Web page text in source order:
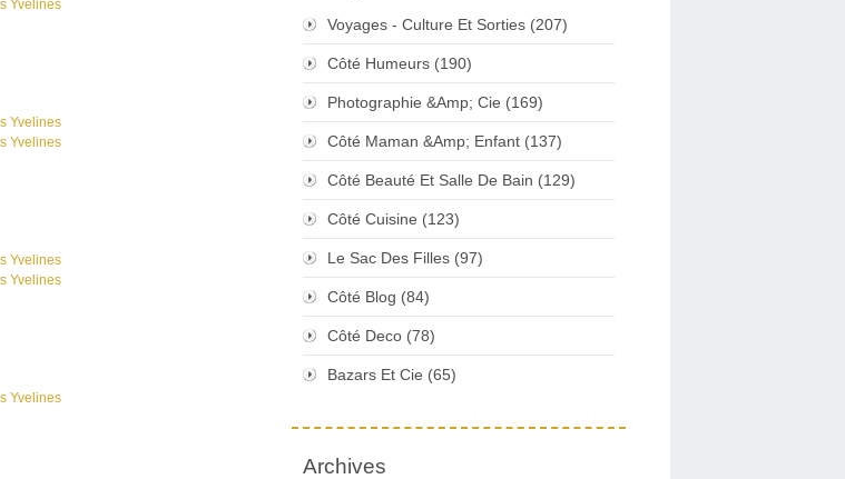
Voyages - Culture Et Sorties (207)
Côté Humeurs (190)
Photographie &Amp; Cie (169)
Côté Maman &Amp; Enfant (137)
Côté Beauté Et Salle De Bain (129)
Côté Cuisine (123)
Le Sac Des Filles (97)
Côté Blog (84)
Côté Deco (78)
Bazars Et Cie (65)
Archives